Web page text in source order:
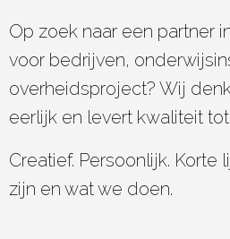
Op zoek naar een partner
voor bedrijven,
overheidsproject? Wij
eerlijk en levert kwaliteit
Creatief. Persoonlijk. Korte
zijn en wat we doen.